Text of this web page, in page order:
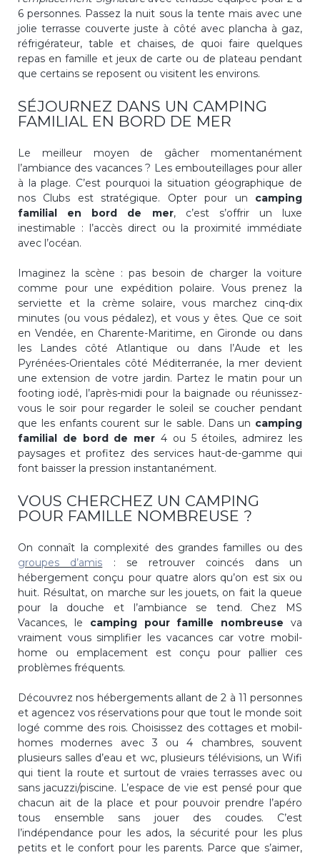
6 personnes. Passez la nuit sous la tente mais avec une
jolie terrasse couverte juste à côté avec plancha à gaz,
réfrigérateur, table et chaises, de quoi faire quelques
repas en famille et jeux de carte ou de plateau pendant
que certains se reposent ou visitent les environs.
SÉJOURNEZ DANS UN CAMPING
FAMILIAL EN BORD DE MER
Le meilleur moyen de gâcher momentanément
l’ambiance des vacances ? Les embouteillages pour aller
à la plage. C’est pourquoi la situation géographique de
nos Clubs est stratégique. Opter pour un camping
familial en bord de mer, c’est s’offrir un luxe
inestimable : l’accès direct ou la proximité immédiate
avec l’océan.
Imaginez la scène : pas besoin de charger la voiture
comme pour une expédition polaire. Vous prenez la
serviette et la crème solaire, vous marchez cinq-dix
minutes (ou vous pédalez), et vous y êtes. Que ce soit
en Vendée, en Charente-Maritime, en Gironde ou dans
les Landes côté Atlantique ou dans l’Aude et les
Pyrénées-Orientales côté Méditerranée, la mer devient
une extension de votre jardin. Partez le matin pour un
footing iodé, l’après-midi pour la baignade ou réunissez-
vous le soir pour regarder le soleil se coucher pendant
que les enfants courent sur le sable. Dans un camping
familial de bord de mer 4 ou 5 étoiles, admirez les
paysages et profitez des services haut-de-gamme qui
font baisser la pression instantanément.
VOUS CHERCHEZ UN CAMPING
POUR FAMILLE NOMBREUSE ?
On connaît la complexité des grandes familles ou des
groupes d’amis : se retrouver coincés dans un
hébergement conçu pour quatre alors qu’on est six ou
huit. Résultat, on marche sur les jouets, on fait la queue
pour la douche et l’ambiance se tend. Chez MS
Vacances, le camping pour famille nombreuse va
vraiment vous simplifier les vacances car votre mobil-
home ou emplacement est conçu pour pallier ces
problèmes fréquents.
Découvrez nos hébergements allant de 2 à 11 personnes
et agencez vos réservations pour que tout le monde soit
logé comme des rois. Choisissez des cottages et mobil-
homes modernes avec 3 ou 4 chambres, souvent
plusieurs salles d’eau et wc, plusieurs télévisions, un Wifi
qui tient la route et surtout de vraies terrasses avec ou
sans jacuzzi/piscine. L’espace de vie est pensé pour que
chacun ait de la place et pour pouvoir prendre l’apéro
tous ensemble sans jouer des coudes. C’est
l’indépendance pour les ados, la sécurité pour les plus
petits et le confort pour les parents. Parce que s’aimer,